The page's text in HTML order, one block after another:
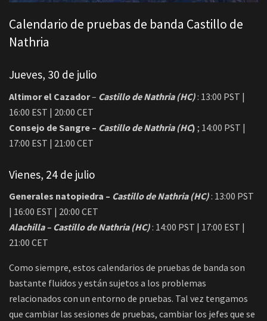
Calendario de pruebas de banda Castillo de
Nathria
Jueves, 30 de julio
Altimor el Cazador– Castillo de Nathria (HC) : 13:00 PST |
16:00 EST | 20:00 CET
Consejo de Sangre – Castillo de Nathria (HC) ; 14:00 PST |
17:00 EST | 21:00 CET
Vienes, 24 de julio
Generales natopiedra – Castillo de Nathria (HC) : 13:00 PST
| 16:00 EST | 20:00 CET
Alachilla – Castillo de Nathria (HC) : 14:00 PST | 17:00 EST |
21:00 CET
Como siempre, estos calendarios de pruebas de banda son
bastante fluidos y están sujetos a los problemas
relacionados con un entorno de pruebas. Tal vez tengamos
que cambiar las sesiones de pruebas, cambiar los jefes que se